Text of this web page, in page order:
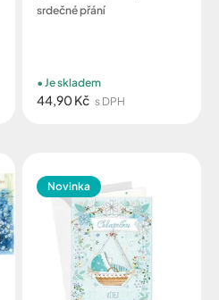
srdečné přání
44,90 Kč s DPH
Je skladem
Novinka